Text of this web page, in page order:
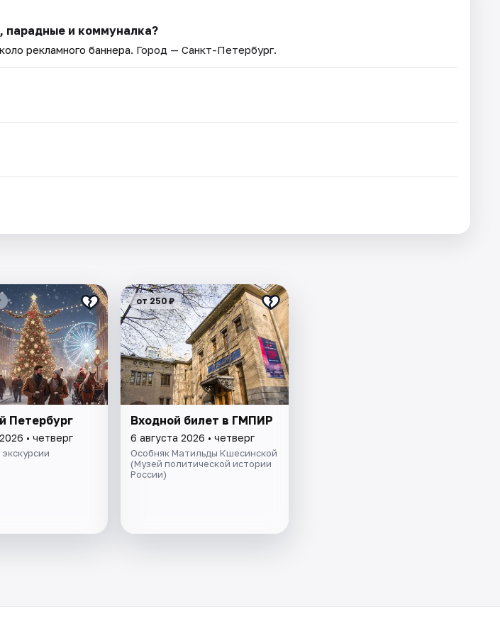
парадные и коммуналка?
рекламного баннера. Город — Санкт-Петербург.
Петербург
• четверг
от 250 ₽
Входной билет в ГМПИР
6 августа 2026 • четверг
Особняк Матильды Кшесинской
(Музей политической истории
России)